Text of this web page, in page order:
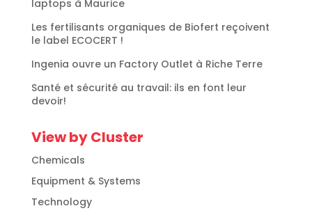
laptops à Maurice
Les fertilisants organiques de Biofert reçoivent
le label ECOCERT !
Ingenia ouvre un Factory Outlet à Riche Terre
Santé et sécurité au travail: ils en font leur
devoir!
View by Cluster
Chemicals
Equipment & Systems
Technology